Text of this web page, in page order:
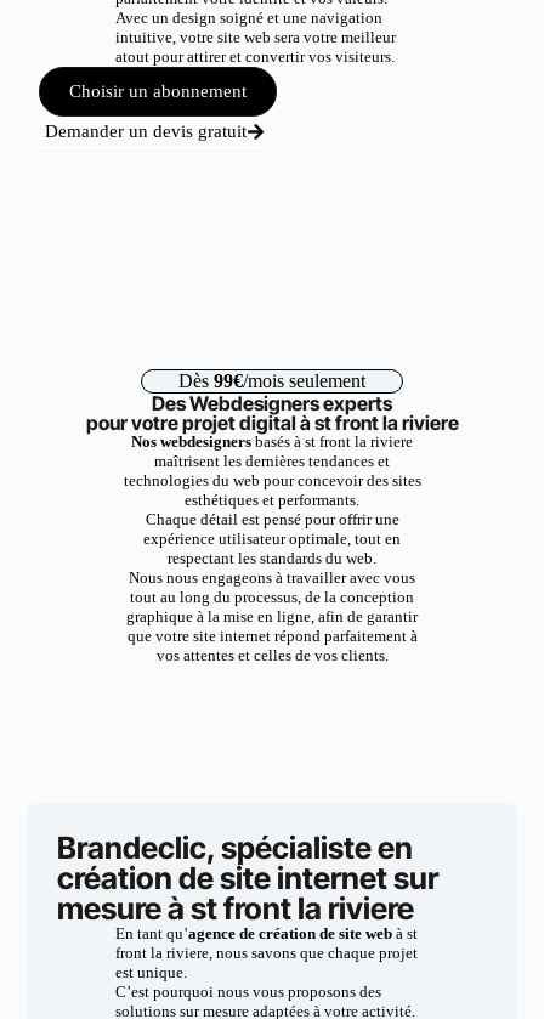
Avec un design soigné et une navigation
intuitive, votre site web sera votre meilleur
atout pour attirer et convertir vos visiteurs.
Choisir un abonnement
Demander un devis gratuit
Dès 99€/mois seulement
Des Webdesigners experts
pour votre projet digital à st front la riviere
Nos webdesigners basés à st front la riviere
maîtrisent les dernières tendances et
technologies du web pour concevoir des sites
esthétiques et performants.
Chaque détail est pensé pour offrir une
expérience utilisateur optimale, tout en
respectant les standards du web.
Nous nous engageons à travailler avec vous
tout au long du processus, de la conception
graphique à la mise en ligne, afin de garantir
que votre site internet répond parfaitement à
vos attentes et celles de vos clients.
Brandeclic, spécialiste en
création de site internet sur
mesure à st front la riviere
En tant qu’agence de création de site webà st
front la riviere, nous savons que chaque projet
est unique.
C’est pourquoi nous vous proposons des
solutions sur mesure adaptées à votre activité.